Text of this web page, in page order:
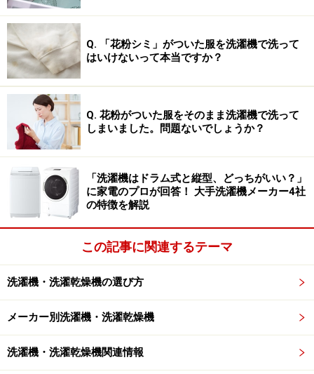
1位：パナソニック ／ 144票
2位と接戦の末、1位に輝いたのはパナソニックです。約
900時間の連続通水・洗浄試験や2万回のドア開閉試験な
ど厳しい耐久テストをクリアした高い品質が支持されて
います。さらに、長く快適に使い続けるための専門的な
メンテナンスサービスも展開しており、製品を大切に長
く使える工夫が強みです。
回答者にパナソニックを選んだ理由を聞くと、以下のよ
うな声が寄せられました。
「20年以上、実家で壊れず未だに現役で動いて
「品質を重視しており、厳しい耐久テストをし
ている」（60代男性／大阪府）
Q. 「花粉シミ」がついた服を洗濯機で洗って
はいけないって本当ですか？
Q. 花粉がついた服をそのまま洗濯機で洗って
しまいました。問題ないでしょうか？
「洗濯機はドラム式と縦型、どっちがいい？」
に家電のプロが回答！ 大手洗濯機メーカー4社
の特徴を解説
この記事に関連するテーマ
洗濯機・洗濯乾燥機の選び方
メーカー別洗濯機・洗濯乾燥機
洗濯機・洗濯乾燥機関連情報